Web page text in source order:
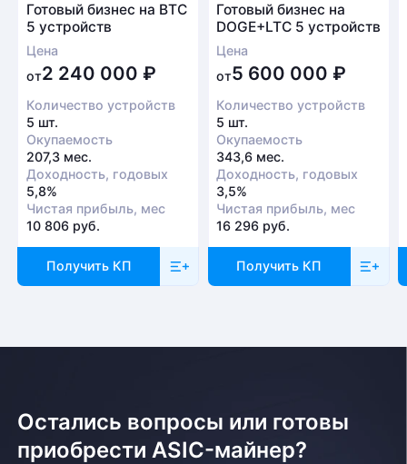
Готовый бизнес на BTC
5 устройств
Цена
от2 240 000 ₽
Количество устройств
5 шт.
Окупаемость
207,3 мес.
Доходность, годовых
5,8%
Чистая прибыль, мес
10 806 руб.
Получить КП
Готовый бизнес на
DOGE+LTC 5 устройств
Цена
от5 600 000₽
Количество устройств
5 шт.
Окупаемость
343,6 мес.
Доходность, годовых
3,5%
Чистая прибыль, мес
16 296 руб.
Получить КП
Остались вопросы или готовы
приобрести ASIC-майнер?